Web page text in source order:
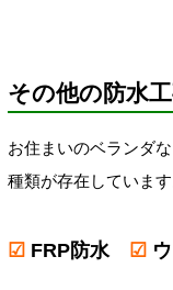
その他の防水
お住まいのベランダ
種類が存在しています
☑ FRP防水 ☑